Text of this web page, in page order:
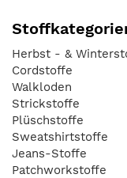
Herbst - &
Cordstoffe
Walkloden
Strickstoffe
Plüschstoffe
Sweatshirtstoffe
Jeans-Stoffe
Patchworkstoffe